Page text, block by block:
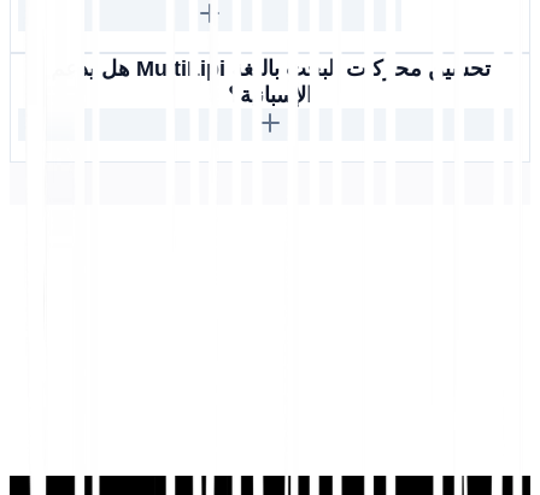
هل يدعم MultiLipi تحسين محركات البحث باللغة
الإسبانية؟